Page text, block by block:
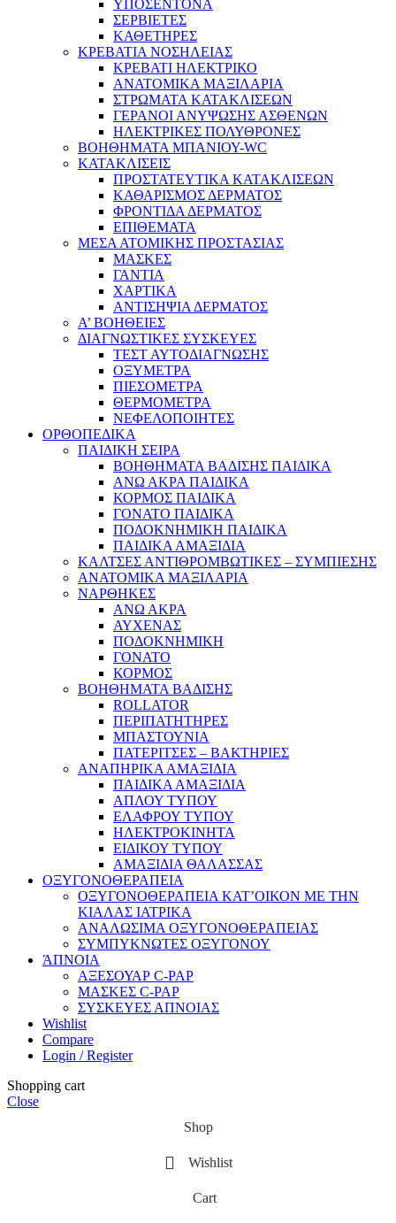
ΥΠΟΣΕΝΤΟΝΑ
ΣΕΡΒΙΕΤΕΣ
ΚΑΘΕΤΗΡΕΣ
ΚΡΕΒΑΤΙΑ ΝΟΣΗΛΕΙΑΣ
ΚΡΕΒΑΤΙ ΗΛΕΚΤΡΙΚΟ
ΑΝΑΤΟΜΙΚΑ ΜΑΞΙΛΑΡΙΑ
ΣΤΡΩΜΑΤΑ ΚΑΤΑΚΛΙΣΕΩΝ
ΓΕΡΑΝΟΙ ΑΝΥΨΩΣΗΣ ΑΣΘΕΝΩΝ
ΗΛΕΚΤΡΙΚΕΣ ΠΟΛΥΘΡΟΝΕΣ
ΒΟΗΘΗΜΑΤΑ ΜΠΑΝΙΟΥ-WC
ΚΑΤΑΚΛΙΣΕΙΣ
ΠΡΟΣΤΑΤΕΥΤΙΚΑ ΚΑΤΑΚΛΙΣΕΩΝ
ΚΑΘΑΡΙΣΜΟΣ ΔΕΡΜΑΤΟΣ
ΦΡΟΝΤΙΔΑ ΔΕΡΜΑΤΟΣ
ΕΠΙΘΕΜΑΤΑ
ΜΕΣΑ ΑΤΟΜΙΚΗΣ ΠΡΟΣΤΑΣΙΑΣ
ΜΑΣΚΕΣ
ΓΑΝΤΙΑ
ΧΑΡΤΙΚΑ
ΑΝΤΙΣΗΨΙΑ ΔΕΡΜΑΤΟΣ
Α’ ΒΟΗΘΕΙΕΣ
ΔΙΑΓΝΩΣΤΙΚΕΣ ΣΥΣΚΕΥΕΣ
ΤΕΣΤ ΑΥΤΟΔΙΑΓΝΩΣΗΣ
ΟΞΥΜΕΤΡΑ
ΠΙΕΣΟΜΕΤΡΑ
ΘΕΡΜΟΜΕΤΡΑ
ΝΕΦΕΛΟΠΟΙΗΤΕΣ
ΟΡΘΟΠΕΔΙΚΑ
ΠΑΙΔΙΚΗ ΣΕΙΡΑ
ΒΟΗΘΗΜΑΤΑ ΒΑΔΙΣΗΣ ΠΑΙΔΙΚΑ
ΑΝΩ ΑΚΡΑ ΠΑΙΔΙΚΑ
ΚΟΡΜΟΣ ΠΑΙΔΙΚΑ
ΓΟΝΑΤΟ ΠΑΙΔΙΚΑ
ΠΟΔΟΚΝΗΜΙΚΗ ΠΑΙΔΙΚΑ
ΠΑΙΔΙΚΑ ΑΜΑΞΙΔΙΑ
ΚΑΛΤΣΕΣ ΑΝΤΙΘΡΟΜΒΩΤΙΚΕΣ – ΣΥΜΠΙΕΣΗΣ
ΑΝΑΤΟΜΙΚΑ ΜΑΞΙΛΑΡΙΑ
ΝΑΡΘΗΚΕΣ
ΑΝΩ ΑΚΡΑ
ΑΥΧΕΝΑΣ
ΠΟΔΟΚΝΗΜΙΚΗ
ΓΟΝΑΤΟ
ΚΟΡΜΟΣ
ΒΟΗΘΗΜΑΤΑ ΒΑΔΙΣΗΣ
ROLLATOR
ΠΕΡΙΠΑΤΗΤΗΡΕΣ
ΜΠΑΣΤΟΥΝΙΑ
ΠΑΤΕΡΙΤΣΕΣ – ΒΑΚΤΗΡΙΕΣ
ΑΝΑΠΗΡΙΚΑ ΑΜΑΞΙΔΙΑ
ΠΑΙΔΙΚΑ ΑΜΑΞΙΔΙΑ
ΑΠΛΟΥ ΤΥΠΟΥ
ΕΛΑΦΡΟΥ ΤΥΠΟΥ
ΗΛΕΚΤΡΟΚΙΝΗΤΑ
ΕΙΔΙΚΟΥ ΤΥΠΟΥ
ΑΜΑΞΙΔΙΑ ΘΑΛΑΣΣΑΣ
ΟΞΥΓΟΝΟΘΕΡΑΠΕΙΑ
ΟΞΥΓΟΝΟΘΕΡΑΠΕΙΑ ΚΑΤ’ΟΙΚΟΝ ΜΕ ΤΗΝ
ΚΙΑΛΑΣ ΙΑΤΡΙΚΑ
ΑΝΑΛΩΣΙΜΑ ΟΞΥΓΟΝΟΘΕΡΑΠΕΙΑΣ
ΣΥΜΠΥΚΝΩΤΕΣ ΟΞΥΓΟΝΟΥ
ΆΠΝΟΙΑ
ΑΞΕΣΟΥΑΡ C-PAP
ΜΑΣΚΕΣ C-PAP
ΣΥΣΚΕΥΕΣ ΑΠΝΟΙΑΣ
Wishlist
Compare
Login / Register
Shopping cart
Close
Shop
Wishlist
Cart